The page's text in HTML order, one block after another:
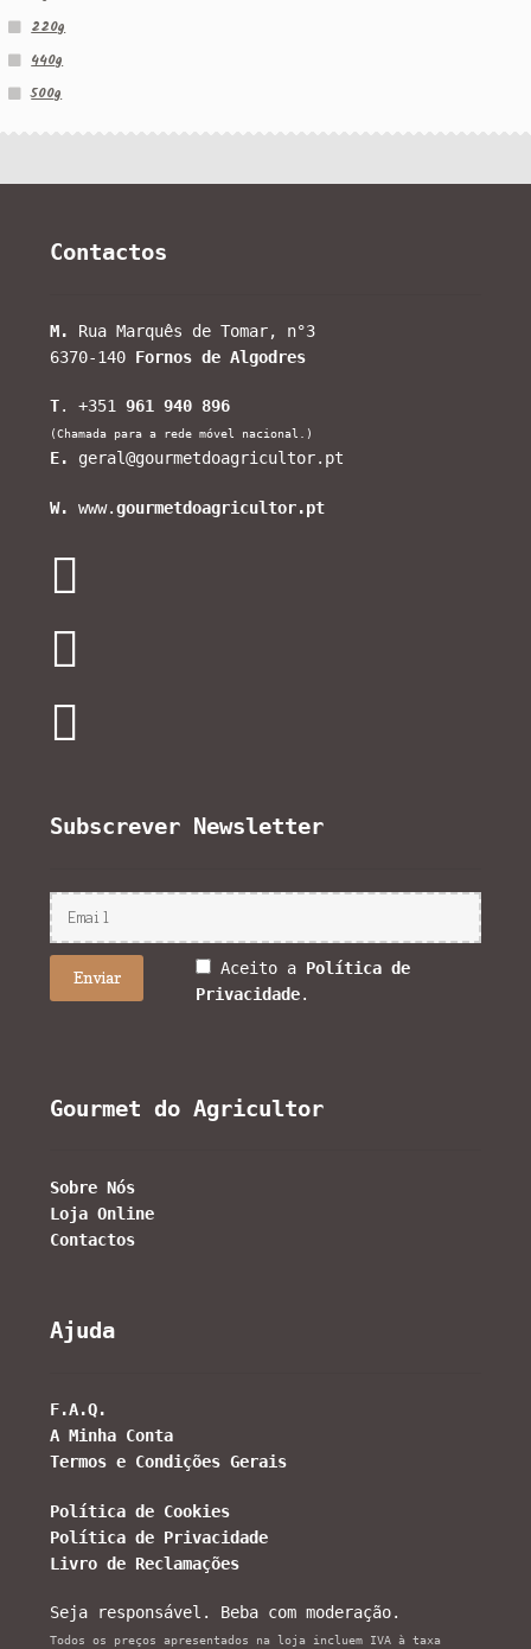
220g
440g
500g
Contactos
M.
Rua Marquês de Tomar, n°3
6370-140 Fornos de Algodres
T. +351961 940 896
(Chamada para a rede móvel nacional.)
E. geral@gourmetdoagricultor.pt
W. www.gourmetdoagricultor.pt
Subscrever Newsletter
Aceito a Política de
Privacidade.
Gourmet do Agricultor
Sobre Nós
Loja Online
Contactos
Ajuda
F.A.Q.
A Minha Conta
Termos e Condições Gerais
Política de Cookies
Política de Privacidade
Livro de Reclamações
Seja responsável. Beba com moderação.
Todos os preços apresentados na loja incluem IVA à taxa